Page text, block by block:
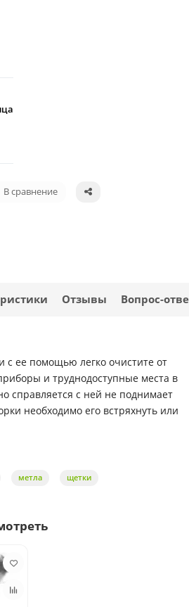
В сравнение
Отзывы Вопрос-
с ее помощью легко очистите от
и труднодоступные места в
справляется с ней не поднимает
необходимо его встряхнуть или
метла щетки